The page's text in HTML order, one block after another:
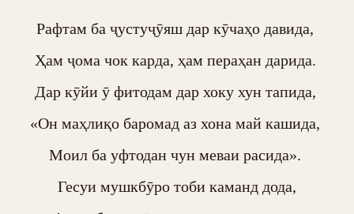
Рафтам ба ҷустуҷӯяш дар кӯчаҳо давида,
Ҳам ҷома чок карда, ҳам пераҳан дарида.
Дар кӯйи ӯ фитодам дар хоку хун тапида,
«Он маҳлиқо баромад аз хона май кашида,
Моил ба уфтодан чун меваи расида».
Гесуи мушкбӯро тоби каманд дода,